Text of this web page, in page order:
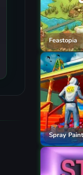
Feastopia
Spray